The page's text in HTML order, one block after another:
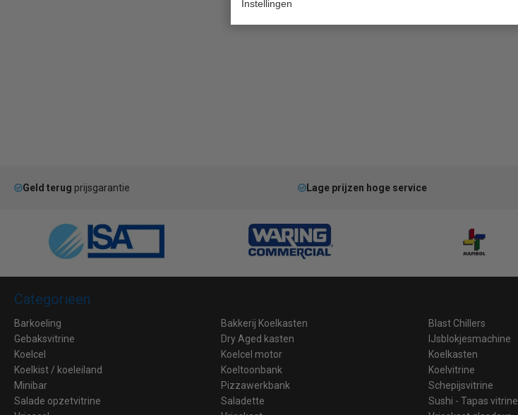
Instellingen
Geld terug prijsgarantie Lage prijzen hoge service
Categorieën
Barkoeling Bakkerij Koelkasten Blast Chillers
Gebaksvitrine
Dry Aged kasten IJsblokjesmachine
Koelcel
Koelcel motor Koelkasten
Koelkist / koeleiland
Koeltoonbank Koelvitrine
Minibar
Pizzawerkbank Schepijsvitrine
Salade opzetvitrine
Saladette Sushi - Tapas vitrine